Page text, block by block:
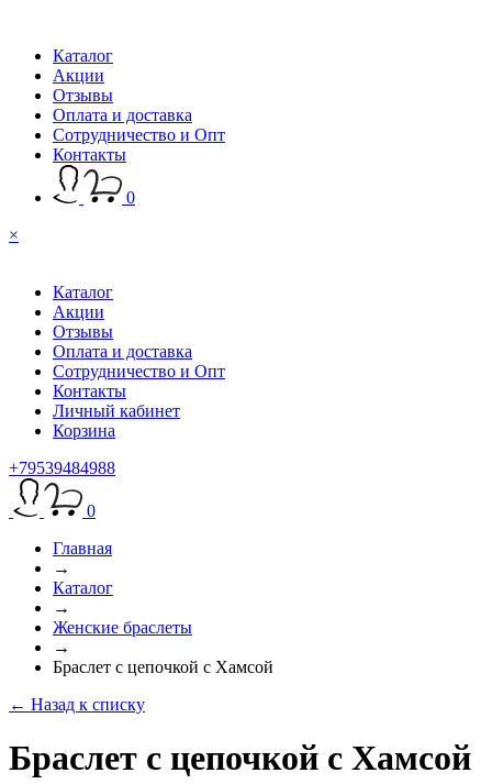
Каталог
Акции
Отзывы
Оплата и доставка
Сотрудничество и Опт
Контакты
0
×
Каталог
Акции
Отзывы
Оплата и доставка
Сотрудничество и Опт
Контакты
Личный кабинет
Корзина
+79539484988
0
Главная
→
Каталог
→
Женские браслеты
→
Браслет с цепочкой с Хамсой
← Назад к списку
Браслет с цепочкой с Хамсой